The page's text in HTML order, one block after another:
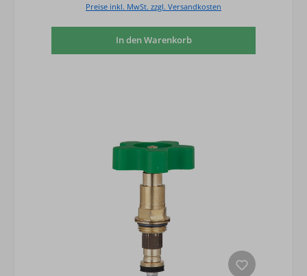
Preise inkl. MwSt. zzgl. Versandkosten
In den Warenkorb